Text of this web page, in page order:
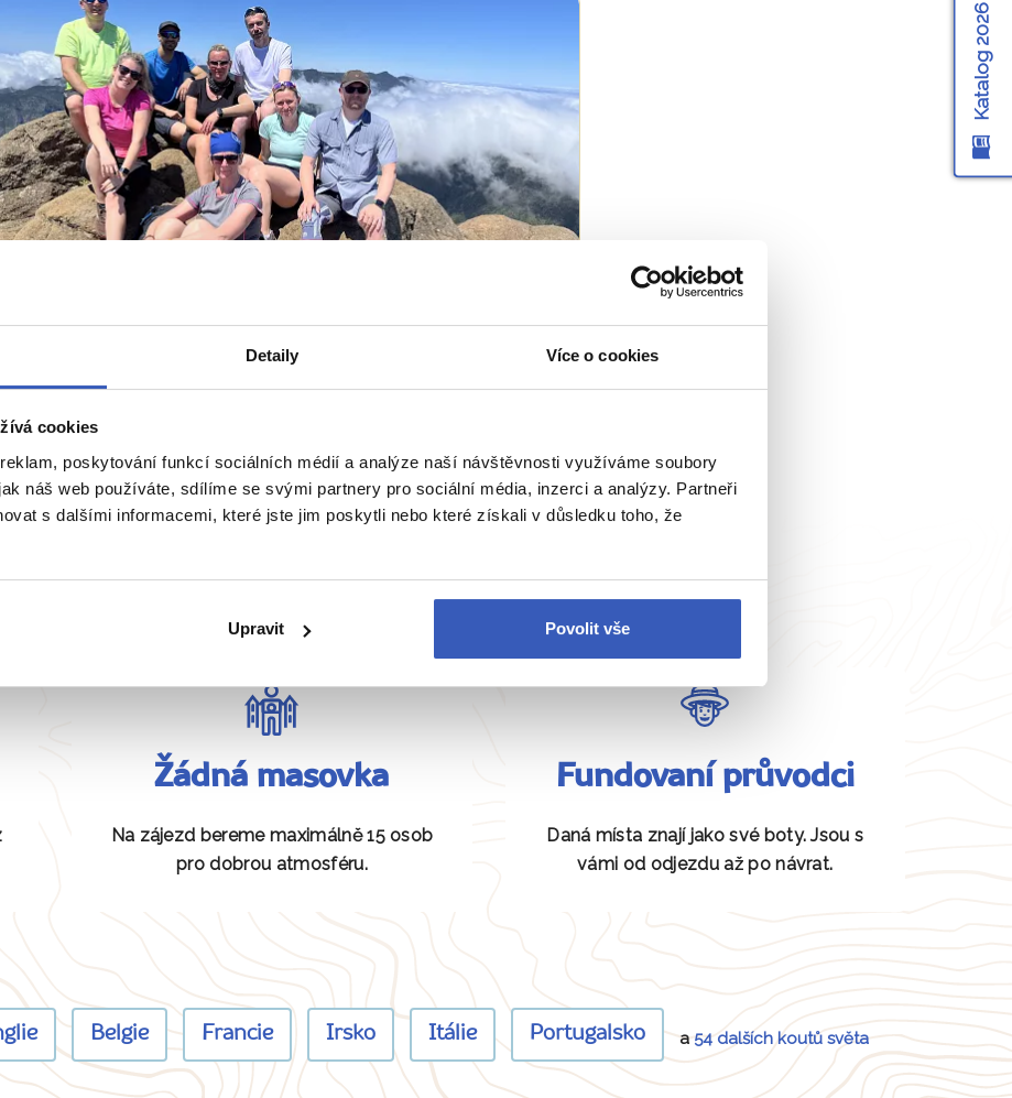
Detaily Více o cookies
cookies
poskytování funkcí sociálních médií a analýze naší návštěvnosti využíváme soubory
náš web používáte, sdílíme se svými partnery pro sociální média, inzerci a analýzy. Partneři
s dalšími informacemi, které jste jim poskytli nebo které získali v důsledku toho, že
Upravit Povolit vše
důvodů, proč jet na dovolenou s námi: Zkušenosti,
dobré ceny a nejlepší průvodci!
Všechny články
Naše péče nezná hranice
Žádná masovka
Na zájezd bereme maximálně 15 osob
pro dobrou atmosféru.
Fundovaní průvodci
Daná místa znají jako své boty. Jsou s
vámi od odjezdu až po návrat.
Belgie Francie Irsko Itálie Portugalsko a54 dalších koutů světa
Katalog 2026